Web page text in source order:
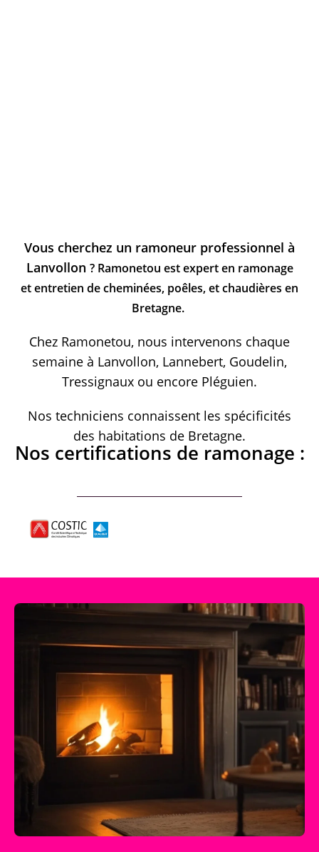
Vous cherchez un ramoneur professionnel à
Lanvollon ? Ramonetou est expert en ramonage
et entretien de cheminées, poêles, et chaudières en
Bretagne.
Chez Ramonetou, nous intervenons chaque
semaine à Lanvollon, Lannebert, Goudelin,
Tressignaux ou encore Pléguien.
Nos techniciens connaissent les spécificités
des habitations de Bretagne.
Nos certifications de ramonage :